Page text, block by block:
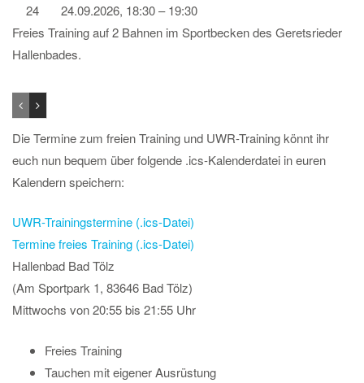
24
24.09.2026, 18:30 – 19:30
Freies Training auf 2 Bahnen im Sportbecken des Geretsrieder
Hallenbades.
Die Termine zum freien Training und UWR-Training könnt ihr
euch nun bequem über folgende .ics-Kalenderdatei in euren
Kalendern speichern:
UWR-Trainingstermine (.ics-Datei)
Termine freies Training (.ics-Datei)
Hallenbad Bad Tölz
(Am Sportpark 1, 83646 Bad Tölz)
Mittwochs von 20:55 bis 21:55 Uhr
Freies Training
Tauchen mit eigener Ausrüstung